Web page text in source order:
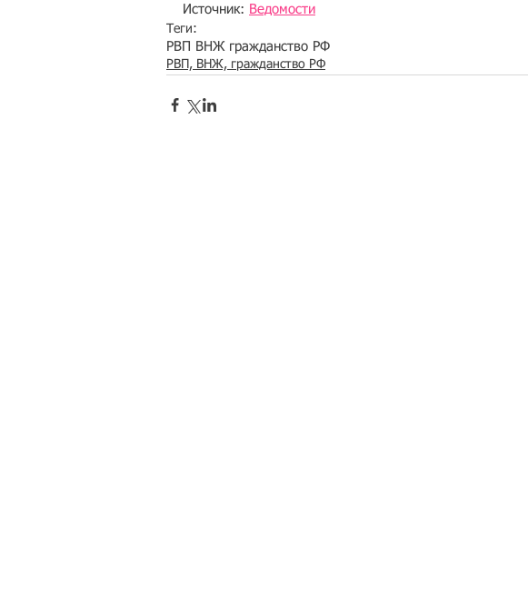
Источник: Ведомости
Теги:
РВП ВНЖ гражданство РФ
РВП, ВНЖ, гражданство РФ